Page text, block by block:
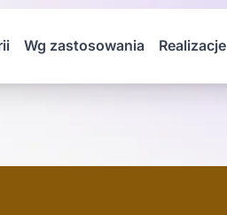
Wg zastosowania Realizacje